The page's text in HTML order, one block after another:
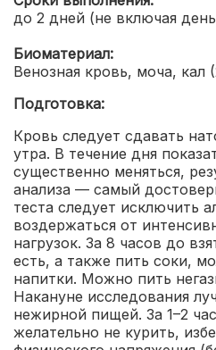
до 2 дней (не включая
Биоматериал:
Венозная кровь, моча, кал
Подготовка:
Кровь следует сдавать
утра. В течение дня
существенно меняться,
анализа — самый
теста следует исключить
воздержаться от
нагрузок. За 8 часов до
есть, а также пить соки,
напитки. Можно пить
Накануне исследования
нежирной пищей. За 1–2
желательно не курить,